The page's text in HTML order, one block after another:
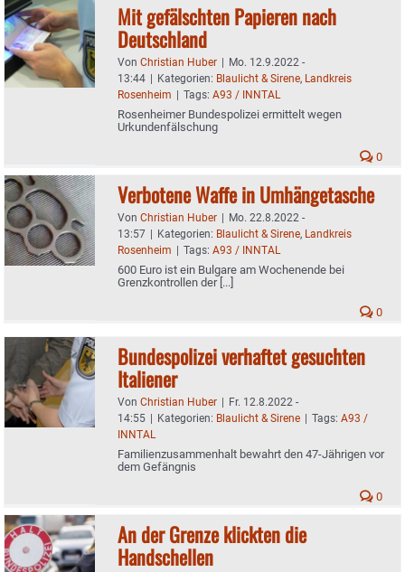
Mit gefälschten Papieren nach
Deutschland
Von Christian Huber | Mo. 12.9.2022 -
13:44 | Kategorien: Blaulicht & Sirene, Landkreis
Rosenheim | Tags: A93 / INNTAL
Rosenheimer Bundespolizei ermittelt wegen
Urkundenfälschung
0
Verbotene Waffe in Umhängetasche
Von Christian Huber | Mo. 22.8.2022 -
13:57 | Kategorien: Blaulicht & Sirene, Landkreis
Rosenheim | Tags: A93 / INNTAL
600 Euro ist ein Bulgare am Wochenende bei
Grenzkontrollen der [...]
0
Bundespolizei verhaftet gesuchten
Italiener
Von Christian Huber | Fr. 12.8.2022 -
14:55 | Kategorien: Blaulicht & Sirene | Tags: A93 /
INNTAL
Familienzusammenhalt bewahrt den 47-Jährigen vor
dem Gefängnis
0
An der Grenze klickten die
Handschellen